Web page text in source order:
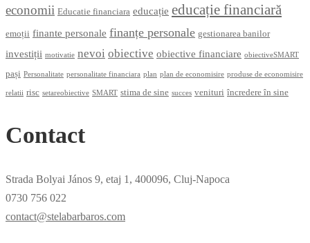
economii Educatie financiara educație educație financiară
emoții finante personale finanțe personale gestionarea banilor
investiții motivatie nevoi obiective obiective financiare obiectiveSMART
pași Personalitate personalitate financiara plan plan de economisire produse de economisire
relatii risc setareobiective SMART stima de sine succes venituri încredere în sine
Contact
Strada Bolyai János 9, etaj 1, 400096, Cluj-Napoca
0730 756 022
contact@stelabarbaros.com